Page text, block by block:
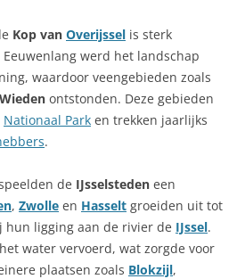
Kop van Overijssel is sterk
werd het landschap
waardoor veengebieden zoals
Wieden ontstonden. Deze gebieden
Nationaal Park en trekken jaarlijks
.
de IJsselsteden een
, Zwolle en Hasselt groeiden uit tot
hun ligging aan de rivier de IJssel.
water vervoerd, wat zorgde voor
plaatsen zoals Blokzijl,